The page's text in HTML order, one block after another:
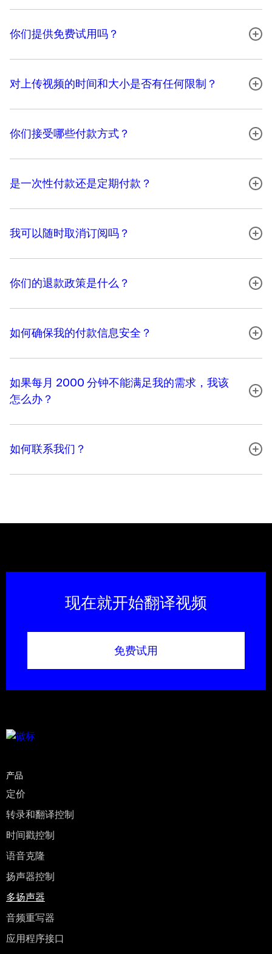
你们提供免费试用吗？
对上传视频的时间和大小是否有任何限制？
你们接受哪些付款方式？
是一次性付款还是定期付款？
我可以随时取消订阅吗？
你们的退款政策是什么？
如何确保我的付款信息安全？
如果每月 2000 分钟不能满足我的需求，我该
怎么办？
如何联系我们？
现在就开始翻译视频
免费试用
产品
定价
转录和翻译控制
时间戳控制
语音克隆
扬声器控制
多扬声器
音频重写器
应用程序接口